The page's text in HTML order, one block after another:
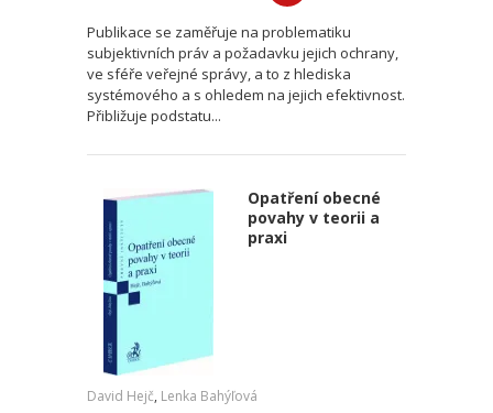
Publikace se zaměřuje na problematiku
subjektivních práv a požadavku jejich ochrany,
ve sféře veřejné správy, a to z hlediska
systémového a s ohledem na jejich efektivnost.
Přibližuje podstatu...
Opatření obecné
povahy v teorii a
praxi
David Hejč, Lenka Bahýľová